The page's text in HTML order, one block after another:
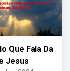
Que Fala Da
Jesus